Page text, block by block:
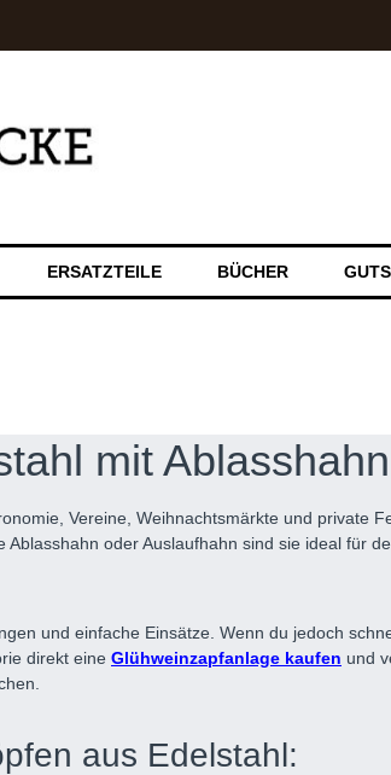
ERSATZTEILE BÜCHER
mit
Vereine, Weihnachtsmärkte und private
oder Auslaufhahn sind sie ideal für
und einfache Einsätze. Wenn du jedoch
direkt eine Glühweinzapfanlage kaufen und
aus Edelstahl: